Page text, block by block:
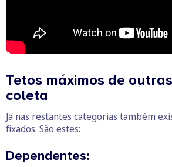
Tetos máximos de
coleta
Já nas restantes categorias também
fixados. São estes:
Dependentes: